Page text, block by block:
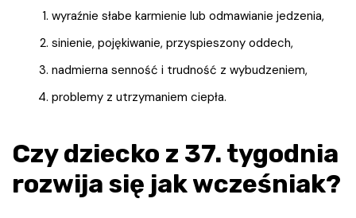
wyraźnie słabe karmienie lub odmawianie jedzenia,
sinienie, pojękiwanie, przyspieszony oddech,
nadmierna senność i trudność z wybudzeniem,
problemy z utrzymaniem ciepła.
Czy dziecko z 37. tygodnia
rozwija się jak wcześniak?